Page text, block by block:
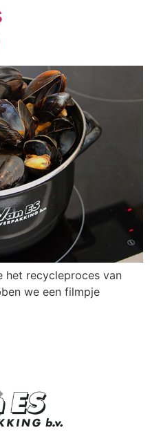
het recycleproces van
we een filmpje